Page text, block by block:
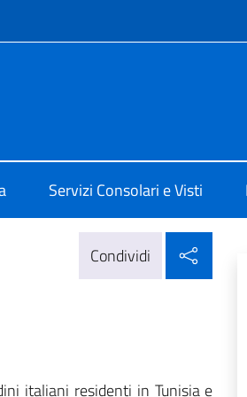
Servizi Consolari e Visti
Condividi
italiani residenti in Tunisia e